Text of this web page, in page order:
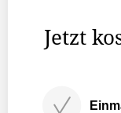
Jetzt